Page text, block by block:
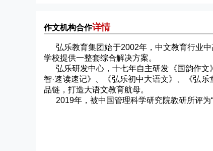
作文机构合作详情
弘乐教育集团始于2002年，中文教育行业
学校提供一整套综合解决方案。
弘乐研发中心，十七年自主研发《国韵作文
智·速读速记》、《弘乐初中大语文》、《弘
品链，打造大语文教育航母。
2019年，被中国管理科学研究院教研所评为